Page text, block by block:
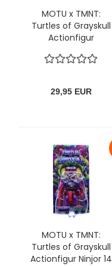
MOTU x TMNT:
Turtles of Grayskull
Actionfigur
(Reptile Wars) von
29,95 EUR
MOTU x TMNT:
Turtles of Grayskull
Actionfigur Ninjor 14